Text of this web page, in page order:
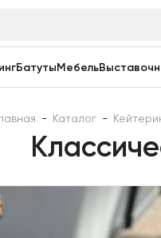
Батуты Мебель
- Каталог -